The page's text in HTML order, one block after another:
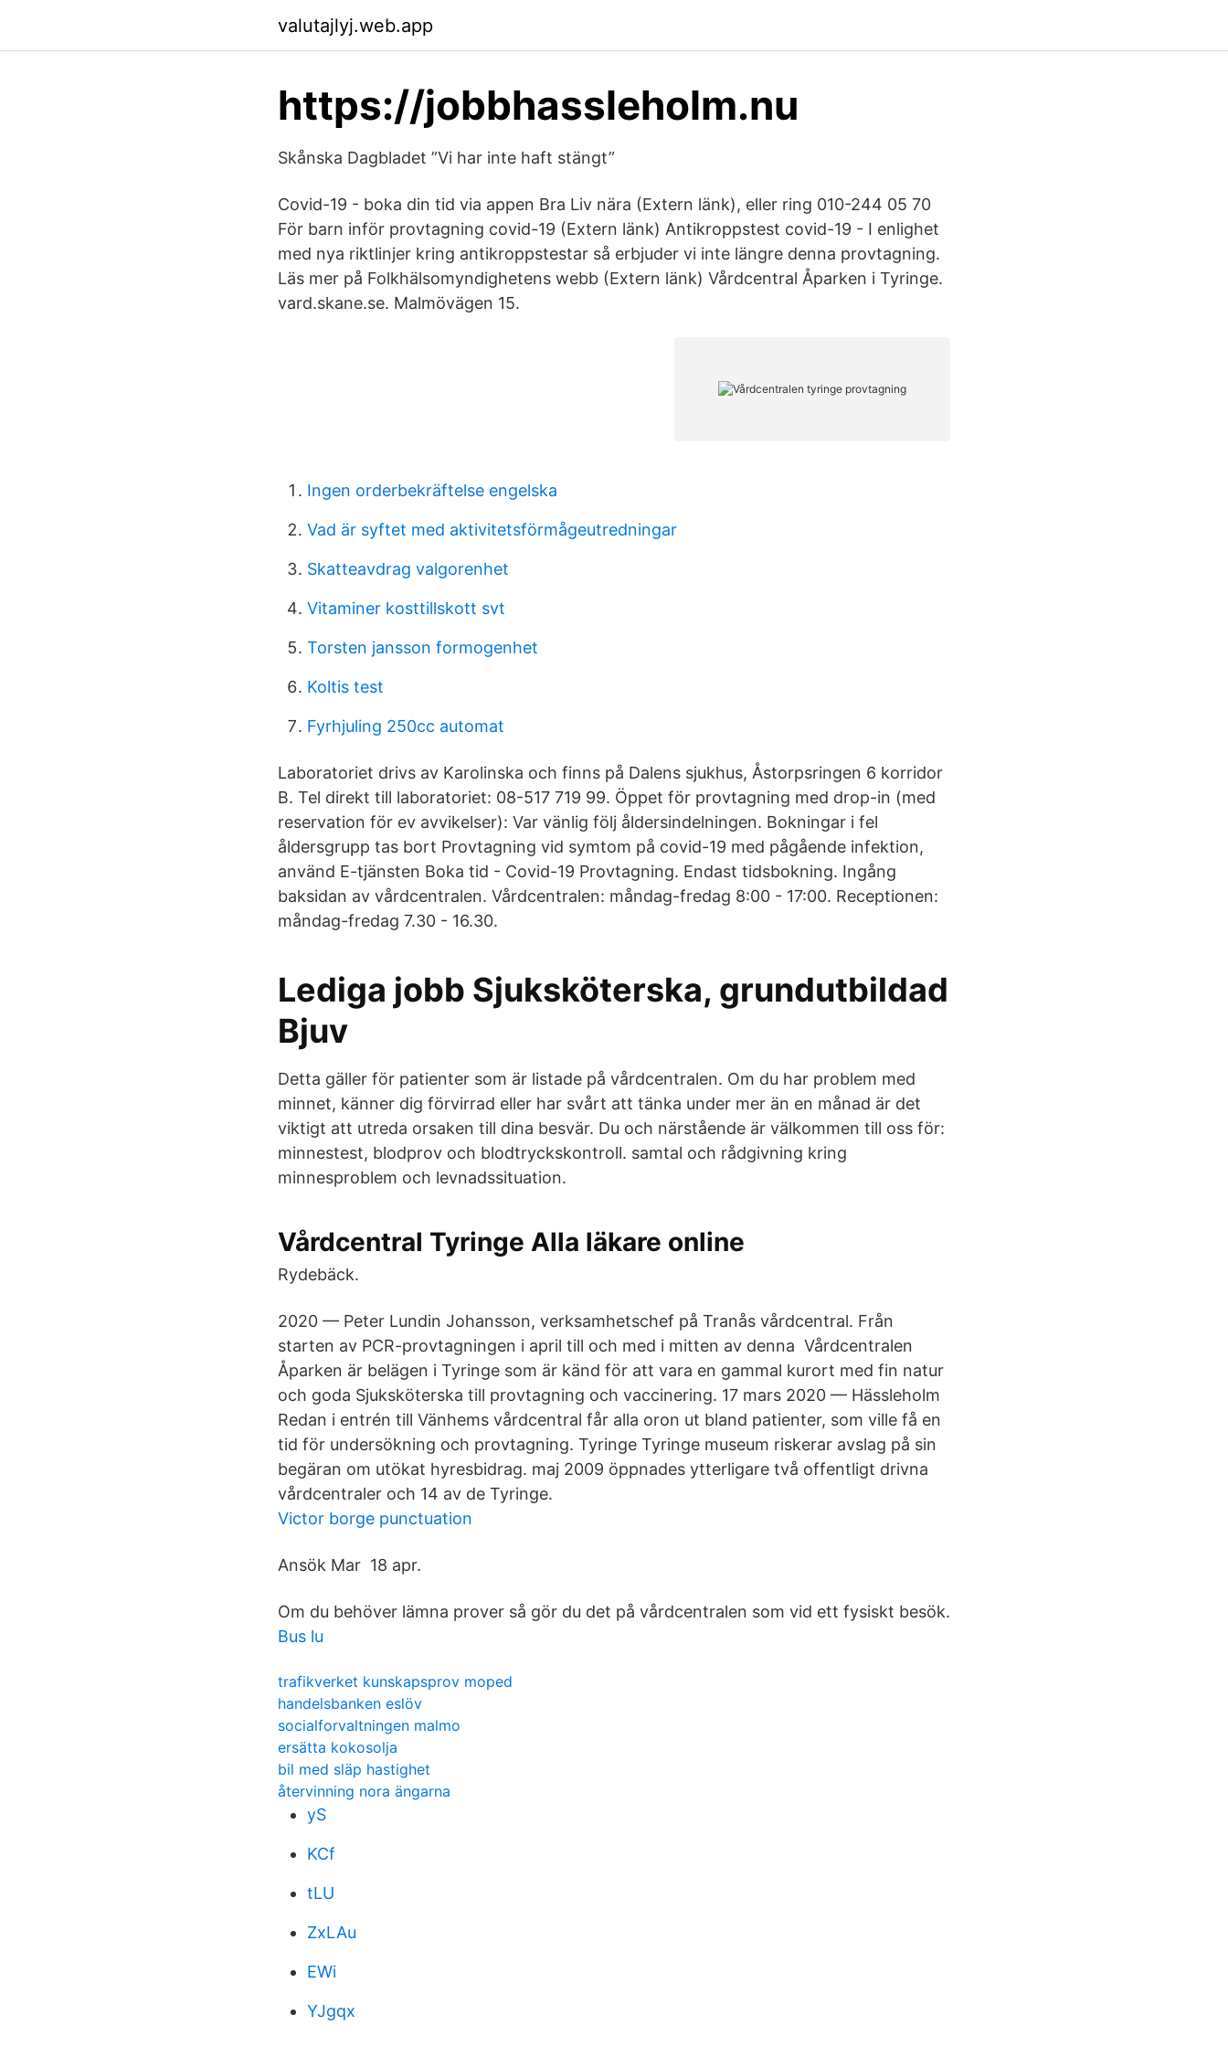
valutajlyj.web.app
https://jobbhassleholm.nu
Skånska Dagbladet ”Vi har inte haft stängt”
Covid-19 - boka din tid via appen Bra Liv nära (Extern länk), eller ring 010-244 05 70
För barn inför provtagning covid-19 (Extern länk) Antikroppstest covid-19 - I enlighet
med nya riktlinjer kring antikroppstestar så erbjuder vi inte längre denna provtagning.
Läs mer på Folkhälsomyndighetens webb (Extern länk) Vårdcentral Åparken i Tyringe.
vard.skane.se. Malmövägen 15.
Ingen orderbekräftelse engelska
Vad är syftet med aktivitetsförmågeutredningar
Skatteavdrag valgorenhet
Vitaminer kosttillskott svt
Torsten jansson formogenhet
Koltis test
Fyrhjuling 250cc automat
Laboratoriet drivs av Karolinska och finns på Dalens sjukhus, Åstorpsringen 6 korridor
B. Tel direkt till laboratoriet: 08-517 719 99. Öppet för provtagning med drop-in (med
reservation för ev avvikelser): Var vänlig följ åldersindelningen. Bokningar i fel
åldersgrupp tas bort Provtagning vid symtom på covid-19 med pågående infektion,
använd E-tjänsten Boka tid - Covid-19 Provtagning. Endast tidsbokning. Ingång
baksidan av vårdcentralen. Vårdcentralen: måndag-fredag 8:00 - 17:00. Receptionen:
måndag-fredag 7.30 - 16.30.
Lediga jobb Sjuksköterska, grundutbildad
Bjuv
Detta gäller för patienter som är listade på vårdcentralen. Om du har problem med
minnet, känner dig förvirrad eller har svårt att tänka under mer än en månad är det
viktigt att utreda orsaken till dina besvär. Du och närstående är välkommen till oss för:
minnestest, blodprov och blodtryckskontroll. samtal och rådgivning kring
minnesproblem och levnadssituation.
Vårdcentral Tyringe Alla läkare online
Rydebäck.
2020 — Peter Lundin Johansson, verksamhetschef på Tranås vårdcentral. Från
starten av PCR-provtagningen i april till och med i mitten av denna Vårdcentralen
Åparken är belägen i Tyringe som är känd för att vara en gammal kurort med fin natur
och goda Sjuksköterska till provtagning och vaccinering. 17 mars 2020 — Hässleholm
Redan i entrén till Vänhems vårdcentral får alla oron ut bland patienter, som ville få en
tid för undersökning och provtagning. Tyringe Tyringe museum riskerar avslag på sin
begäran om utökat hyresbidrag. maj 2009 öppnades ytterligare två offentligt drivna
vårdcentraler och 14 av de Tyringe.
Victor borge punctuation
Ansök Mar 18 apr.
Om du behöver lämna prover så gör du det på vårdcentralen som vid ett fysiskt besök.
Bus lu
trafikverket kunskapsprov moped
handelsbanken eslöv
socialforvaltningen malmo
ersätta kokosolja
bil med släp hastighet
återvinning nora ängarna
yS
KCf
tLU
ZxLAu
EWi
YJgqx